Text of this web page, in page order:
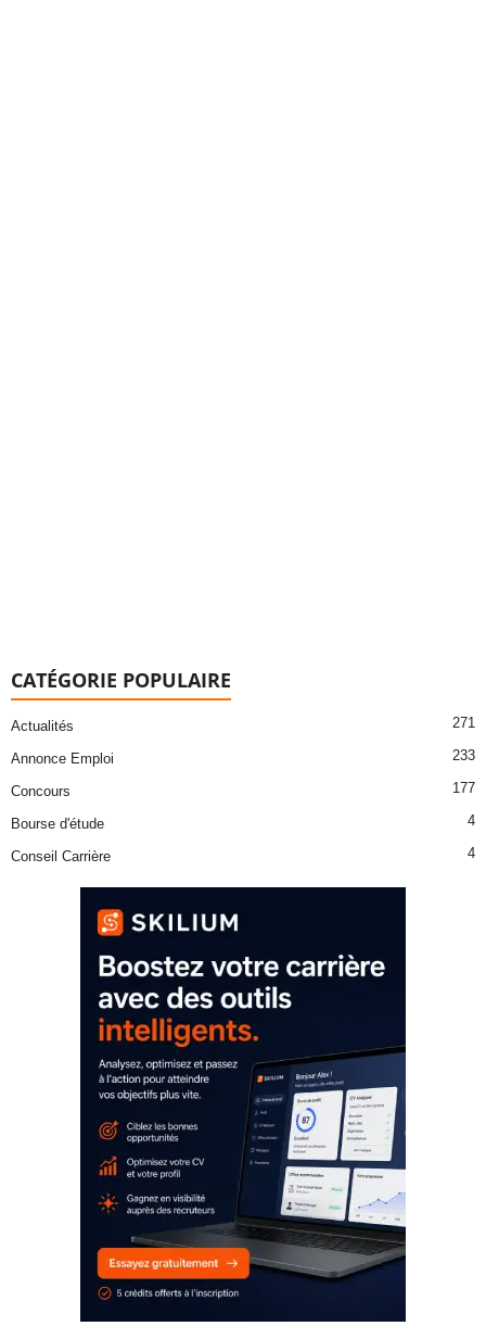
CATÉGORIE POPULAIRE
Actualités 271
Annonce Emploi 233
Concours 177
Bourse d'étude 4
Conseil Carrière 4